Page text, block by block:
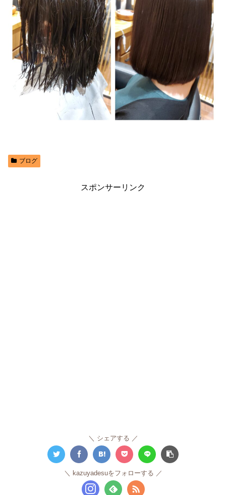
ブログ
スポンサーリンク
シェアする
kazuyadesuをフォローする